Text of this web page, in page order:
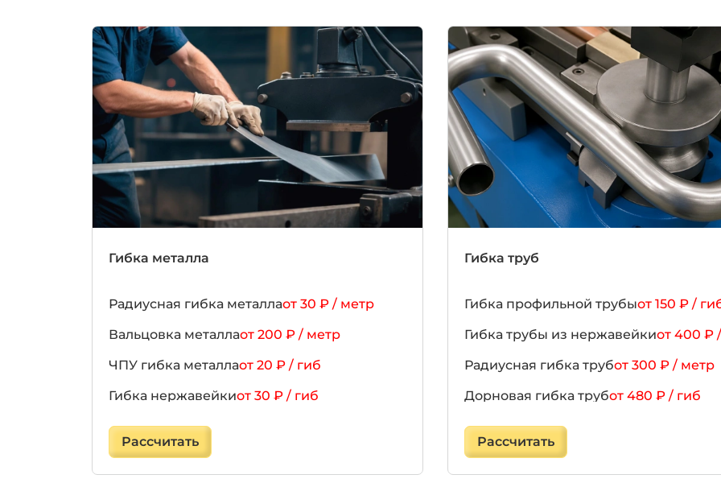
Гибка металла
Радиусная гибка металлаот 30 ₽ / метр
Вальцовка металлаот 200 ₽ / метр
ЧПУ гибка металлаот 20 ₽ / гиб
Гибка нержавейкиот 30 ₽ / гиб
Гибка алюминия
Гибка оцинковки
Рассчитать
Гибка труб
Гибка профильной трубыот 150 ₽ /
Гибка трубы из нержавейкиот 400 ₽
Радиусная гибка трубот 300 ₽ / метр
Дорновая гибка трубот 480 ₽ / гиб
ЧПУ гибка труб
Гибка алюминиевых труб
Рассчитать